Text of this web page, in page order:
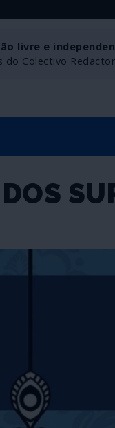
livre e
do Colectivo